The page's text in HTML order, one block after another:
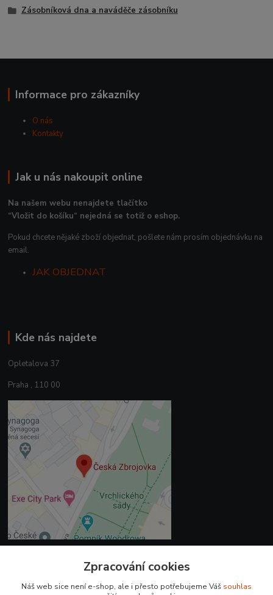
Zásobníková dna a naváděče zásobníku
Informace pro zákazníky
O nás
Kontakty
Jak u nás nakoupit online
Na našem webu nenajdete tlačítko
“Vložit do košíku“ nejedná se totiž o eshop.
Pokud chcete nějaké zboží objednat, pošlete nám prosím objednávku na
email.
JAK OBJEDNAT
Kde nás najdete
Opletalova 37
Praha , 110 00
Zpracování cookies
Náš web sice není e-shop, ale i přesto potřebujeme Váš souhlas